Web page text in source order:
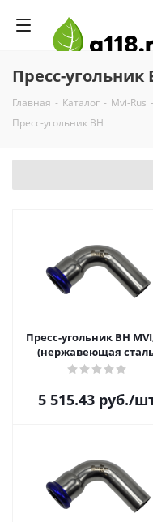
Пресс-угольник
Главная - Каталог - Mvi-Rus -
Пресс-угольник ВН
Пресс-угольник ВН
(нержавеющая
5 515.43 руб./